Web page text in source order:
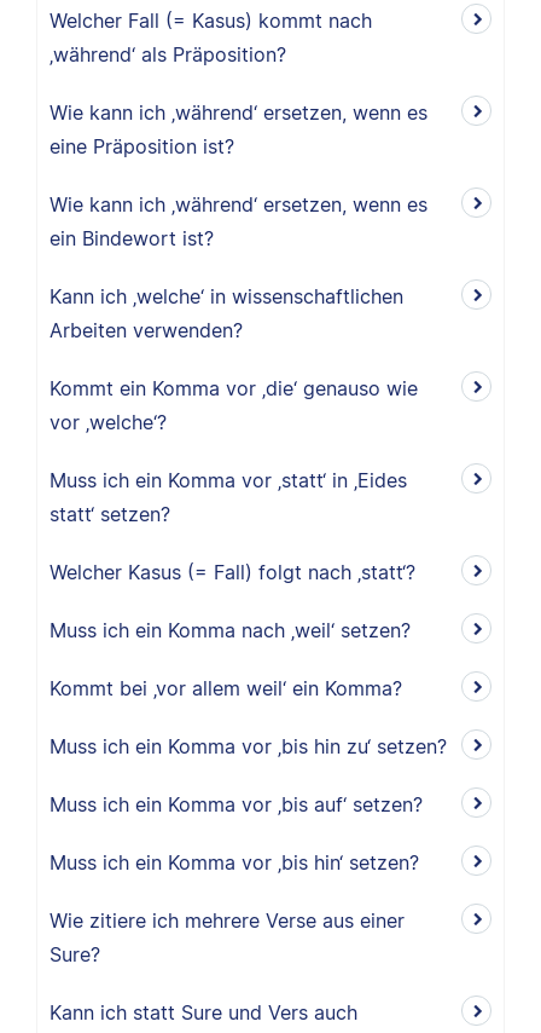
Welcher Fall (= Kasus) kommt nach
‚während‘ als Präposition?
Wie kann ich ‚während‘ ersetzen, wenn es
eine Präposition ist?
Wie kann ich ‚während‘ ersetzen, wenn es
ein Bindewort ist?
Kann ich ‚welche‘ in wissenschaftlichen
Arbeiten verwenden?
Kommt ein Komma vor ‚die‘ genauso wie
vor ‚welche‘?
Muss ich ein Komma vor ‚statt‘ in ‚Eides
statt‘ setzen?
Welcher Kasus (= Fall) folgt nach ‚statt‘?
Muss ich ein Komma nach ‚weil‘ setzen?
Kommt bei ‚vor allem weil‘ ein Komma?
Muss ich ein Komma vor ‚bis hin zu‘ setzen?
Muss ich ein Komma vor ‚bis auf‘ setzen?
Muss ich ein Komma vor ‚bis hin‘ setzen?
Wie zitiere ich mehrere Verse aus einer
Sure?
Kann ich statt Sure und Vers auch